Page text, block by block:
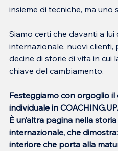
insieme di tecniche, ma uno
Siamo certi che davanti a lui
internazionale, nuovi
decine di storie di vita in cui
chiave del cambiamento.
Festeggiamo con orgoglio
individuale in COACHING.UP.
È un’altra pagina nella
internazionale, che
interiore che porta alla